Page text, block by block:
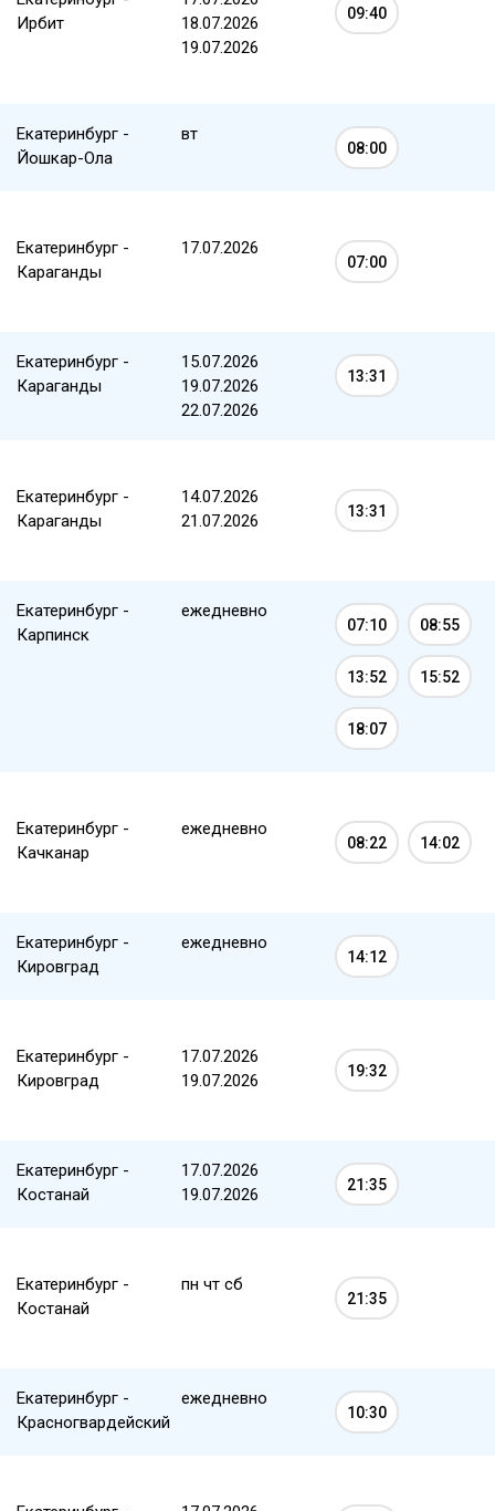
Ирбит
18.07.2026
19.07.2026
09:40
Екатеринбург -
Йошкар-Ола
вт
08:00
Екатеринбург -
Караганды
17.07.2026
07:00
Екатеринбург -
Караганды
15.07.2026
19.07.2026
22.07.2026
13:31
Екатеринбург -
Караганды
14.07.2026
21.07.2026
13:31
Екатеринбург -
Карпинск
ежедневно
07:10 08:55
13:52 15:52
18:07
Екатеринбург -
Качканар
ежедневно
08:22 14:02
Екатеринбург -
Кировград
ежедневно
14:12
Екатеринбург -
Кировград
17.07.2026
19.07.2026
19:32
Екатеринбург -
Костанай
17.07.2026
19.07.2026
21:35
Екатеринбург -
Костанай
пн чт сб
21:35
Екатеринбург -
Красногвардейский
ежедневно
10:30